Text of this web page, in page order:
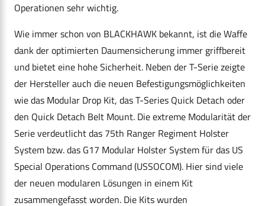
Operationen sehr wichtig.
Wie immer schon von BLACKHAWK bekannt, ist die Waffe
dank der optimierten Daumensicherung immer griffbereit
und bietet eine hohe Sicherheit. Neben der T-Serie zeigte
der Hersteller auch die neuen Befestigungsmöglichkeiten
wie das Modular Drop Kit, das T-Series Quick Detach oder
den Quick Detach Belt Mount. Die extreme Modularität der
Serie verdeutlicht das 75th Ranger Regiment Holster
System bzw. das G17 Modular Holster System für das US
Special Operations Command (USSOCOM). Hier sind viele
der neuen modularen Lösungen in einem Kit
zusammengefasst worden. Die Kits wurden